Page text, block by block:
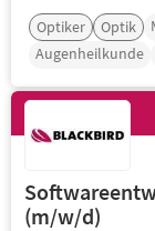
Optiker Optik
Augenheilkunde
(m/w/d)